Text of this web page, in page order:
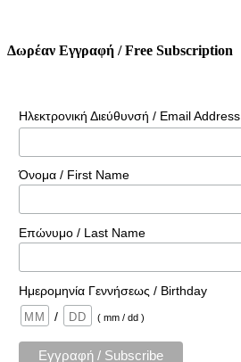
Δωρέαν Εγγραφή / Free Subscription
Ηλεκτρονική Διεύθυνσή / Email Address
Όνομα / First Name
Επώνυμο / Last Name
Ημερομηνία Γεννήσεως / Birthday
/
( mm / dd )